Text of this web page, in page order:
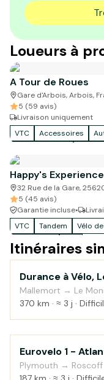
Loueurs à
A Tour de Roues
Gare d'Arbois, Arbois,
5 (59 avis)
Livraison uniquement
VTC
Accessoires
Happy's Experience
32 Rue de la Gare,
5 (45 avis)
Garantie incluse•
VTC
Tandem Vélo
Vélo enfant
Itinéraires
Au fil de l'eau
Durance à Vélo,
Sisteron
Mallemort → Le
370 km · ≈ 3 j ·
Campagne
Eurovelo 1 -
Channel
Plymouth → Roscoff